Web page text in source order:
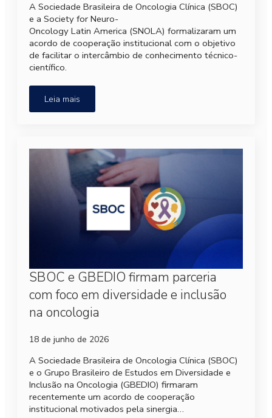
A Sociedade Brasileira de Oncologia Clínica (SBOC)
e a Society for Neuro-
Oncology Latin America (SNOLA) formalizaram um
acordo de cooperação institucional com o objetivo
de facilitar o intercâmbio de conhecimento técnico-
científico.
Leia mais
SBOC e GBEDIO firmam parceria
com foco em diversidade e inclusão
na oncologia
18 de junho de 2026
A Sociedade Brasileira de Oncologia Clínica (SBOC)
e o Grupo Brasileiro de Estudos em Diversidade e
Inclusão na Oncologia (GBEDIO) firmaram
recentemente um acordo de cooperação
institucional motivados pela sinergia…